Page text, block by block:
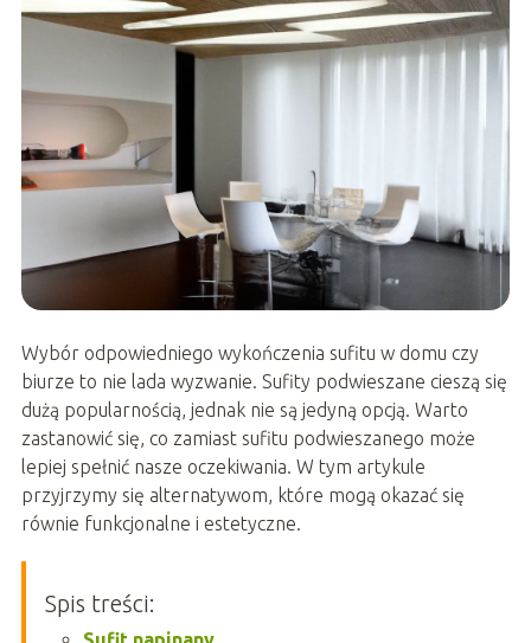
Wybór odpowiedniego wykończenia sufitu w domu czy
biurze to nie lada wyzwanie. Sufity podwieszane cieszą się
dużą popularnością, jednak nie są jedyną opcją. Warto
zastanowić się, co zamiast sufitu podwieszanego może
lepiej spełnić nasze oczekiwania. W tym artykule
przyjrzymy się alternatywom, które mogą okazać się
równie funkcjonalne i estetyczne.
Spis treści: